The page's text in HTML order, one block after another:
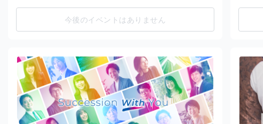
今後のイベントはありません